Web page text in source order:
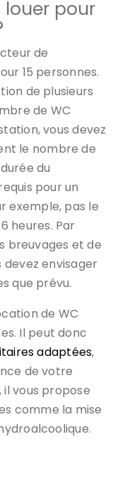
pour
de
15 personnes.
de plusieurs
de WC
vous devez
le nombre de
du
pour un
exemple, pas le
heures. Par
breuvages et de
devez envisager
que prévu.
de WC
Il peut donc
adaptées,
de votre
vous propose
comme la mise